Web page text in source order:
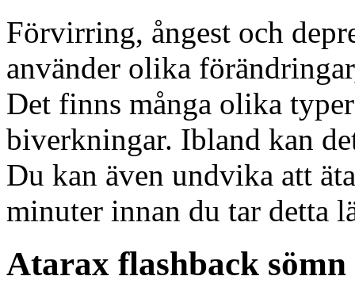
Förvirring, ångest och
använder olika
Det finns många olika
biverkningar. Ibland kan
Du kan även undvika att
minuter innan du tar detta
Atarax flashback sömn